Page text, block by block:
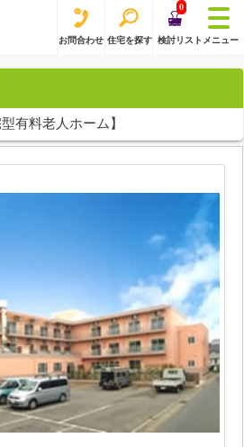
お問合わせ 住宅を探す
0
検討リスト メニュー
型有料老人ホーム】